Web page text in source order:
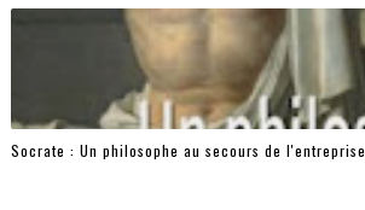
Socrate : Un philosophe au secours de l'entreprise